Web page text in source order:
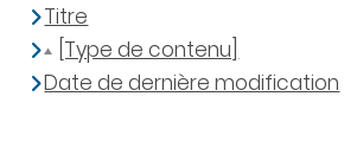
Titre
[Type de contenu]
Date de dernière modification